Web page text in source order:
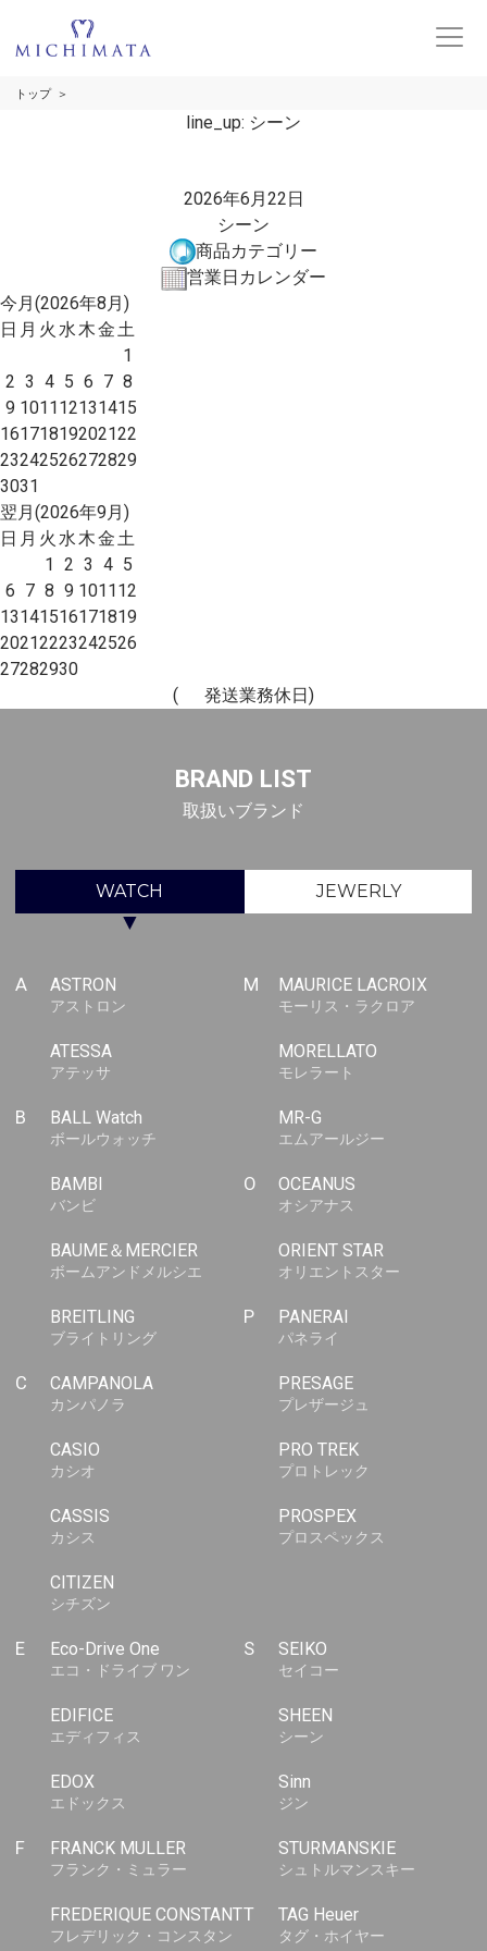
トップ
line_up: シーン
2026年6月22日
シーン
商品カテゴリー
営業日カレンダー
今月(2026年8月)
日 月 火 水木金土
1
2 3 4 5 6 7 8
9 101112131415
16171819202122
23242526272829
3031
翌月(2026年9月)
日 月 火 水木金土
1 2 3 4 5
6 7 8 9 101112
13141516171819
20212223242526
27282930
(
発送業務休日)
BRAND LIST
取扱いブランド
WATCH JEWERLY
▼
A ASTRON
アストロン
ATESSA
アテッサ
B BALL Watch
ボールウォッチ
BAMBI
バンビ
BAUME＆MERCIER
ボームアンドメルシエ
BREITLING
ブライトリング
C CAMPANOLA
カンパノラ
CASIO
カシオ
CASSIS
カシス
CITIZEN
シチズン
E Eco-Drive One
エコ・ドライブ ワン
EDIFICE
エディフィス
EDOX
エドックス
F FRANCK MULLER
フランク・ミュラー
FREDERIQUE CONSTANT
フレデリック・コンスタン
M MAURICE LACROIX
モーリス・ラクロア
MORELLATO
モレラート
MR-G
エムアールジー
O OCEANUS
オシアナス
ORIENT STAR
オリエントスター
P PANERAI
パネライ
PRESAGE
プレザージュ
PRO TREK
プロトレック
PROSPEX
プロスペックス
S SEIKO
セイコー
SHEEN
シーン
Sinn
ジン
STURMANSKIE
シュトルマンスキー
T TAG Heuer
タグ・ホイヤー